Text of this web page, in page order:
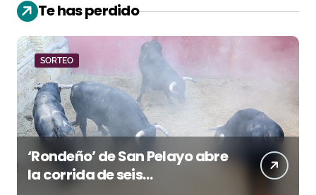
Te has perdido
SORTEO
‘Rondeño’ de San Pelayo abre
la corrida de seis